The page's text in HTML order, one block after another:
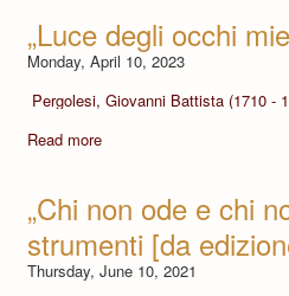
„Luce degli occhi
Monday, April 10, 2023
Pergolesi, Giovanni Battista (1710 -
Read more
„Chi non ode e chi
strumenti [da
Thursday, June 10, 2021